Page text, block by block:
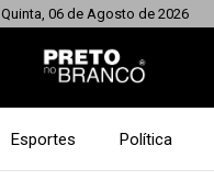
Quinta, 06 de Agosto de 2026
Esportes Política